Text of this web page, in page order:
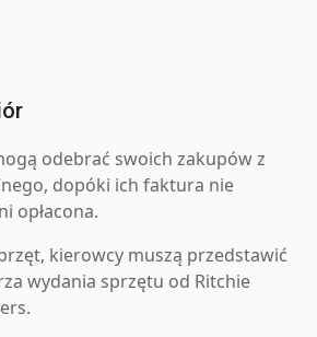
odebrać swoich zakupów z
dopóki ich faktura nie
opłacona.
kierowcy muszą przedstawić
wydania sprzętu od Ritchie